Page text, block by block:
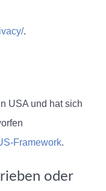
.
USA und hat sich
Framework.
oder